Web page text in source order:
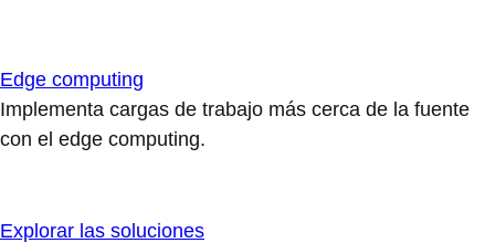
Edge computing
Implementa cargas de trabajo más cerca de la fuente
con el edge computing.
Explorar las soluciones